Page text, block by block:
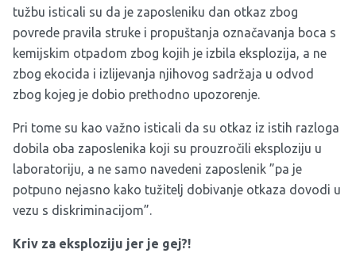
tužbu isticali su da je zaposleniku dan otkaz zbog
povrede pravila struke i propuštanja označavanja boca s
kemijskim otpadom zbog kojih je izbila eksplozija, a ne
zbog ekocida i izlijevanja njihovog sadržaja u odvod
zbog kojeg je dobio prethodno upozorenje.
Pri tome su kao važno isticali da su otkaz iz istih razloga
dobila oba zaposlenika koji su prouzročili eksploziju u
laboratoriju, a ne samo navedeni zaposlenik ”pa je
potpuno nejasno kako tužitelj dobivanje otkaza dovodi u
vezu s diskriminacijom”.
Kriv za eksploziju jer je gej?!